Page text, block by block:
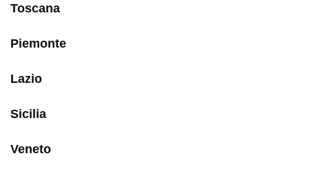
Toscana
Piemonte
Lazio
Sicilia
Veneto